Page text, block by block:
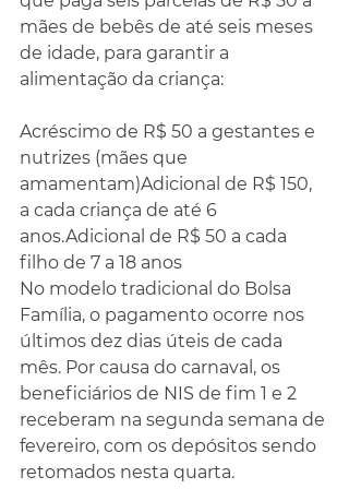
mães de bebês de até seis meses
de idade, para garantir a
alimentação da criança:
Acréscimo de R$ 50 a gestantes e
nutrizes (mães que
amamentam)Adicional de R$ 150,
a cada criança de até 6
anos.Adicional de R$ 50 a cada
filho de 7 a 18 anos
No modelo tradicional do Bolsa
Família, o pagamento ocorre nos
últimos dez dias úteis de cada
mês. Por causa do carnaval, os
beneficiários de NIS de fim 1 e 2
receberam na segunda semana de
fevereiro, com os depósitos sendo
retomados nesta quarta.